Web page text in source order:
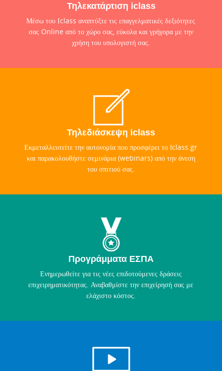
Τηλεκατάρτιση iclass
Μέσω του Ιclass αναπτύξτε τις επαγγελματικές δεξιότητες
σας Online από το χώρο σας, εύκολα και γρήγορα με την
χρήση του υπολογιστή σας.
Τηλεδιάσκεψη iclass
Εκμεταλλευτείτε την αυτονομία που προσφέρει το Iclass.gr
και παρακολουθήστε σεμινάρια (webinars) από την άνεση
του σπιτιού σας.
Προγράμματα ΕΣΠΑ
Ενημερωθείτε για τις νέες επιδοτούμενες δράσεις
επιχειρηματικότητας. Αναβαθμίστε την επιχείρησή σας με
ελάχιστο κόστος.